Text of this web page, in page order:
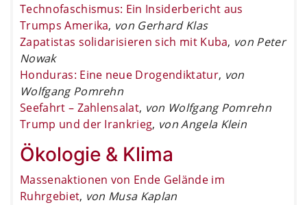
Technofaschismus: Ein Insiderbericht aus
Trumps Amerika, von Gerhard Klas
Zapatistas solidarisieren sich mit Kuba, von Peter
Nowak
Honduras: Eine neue Drogendiktatur, von
Wolfgang Pomrehn
Seefahrt – Zahlensalat, von Wolfgang Pomrehn
Trump und der Irankrieg, von Angela Klein
Ökologie & Klima
Massenaktionen von Ende Gelände im
Ruhrgebiet, von Musa Kaplan